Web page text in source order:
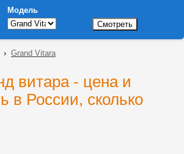
Модель
› Grand Vitara
витара - цена и
в России, сколько